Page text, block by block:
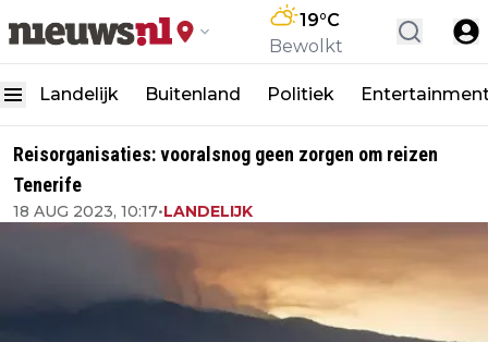
19°C
Bewolkt
Landelijk Buitenland Politiek
Reisorganisaties: vooralsnog geen zorgen om reizen
Tenerife
18 AUG 2023, 10:17•LANDELIJK